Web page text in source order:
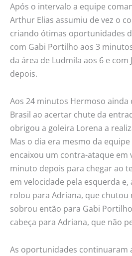
Após o intervalo a equipe
Arthur Elias assumiu de vez o
criando ótimas oportunidades
com Gabi Portilho aos 3
da área de Ludmila aos 6 e
depois.
Aos 24 minutos Hermoso ainda
Brasil ao acertar chute da
obrigou a goleira Lorena a
Mas o dia era mesmo da
encaixou um contra-ataque em
minuto depois para chegar ao
em velocidade pela esquerda e,
rolou para Adriana, que chutou
sobrou então para Gabi
cabeça para Adriana, que não
As oportunidades continuaram